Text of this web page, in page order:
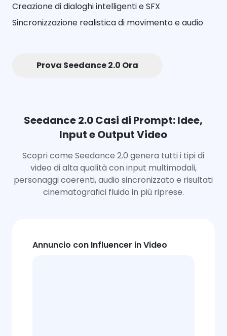
Creazione di dialoghi intelligenti e SFX
Sincronizzazione realistica di movimento e audio
Prova Seedance 2.0 Ora
Seedance 2.0 Casi di Prompt: Idee,
Input e Output Video
Scopri come Seedance 2.0 genera tutti i tipi di
video di alta qualità con input multimodali,
personaggi coerenti, audio sincronizzato e risultati
cinematografici fluido in più riprese.
Annuncio con Influencer in Video